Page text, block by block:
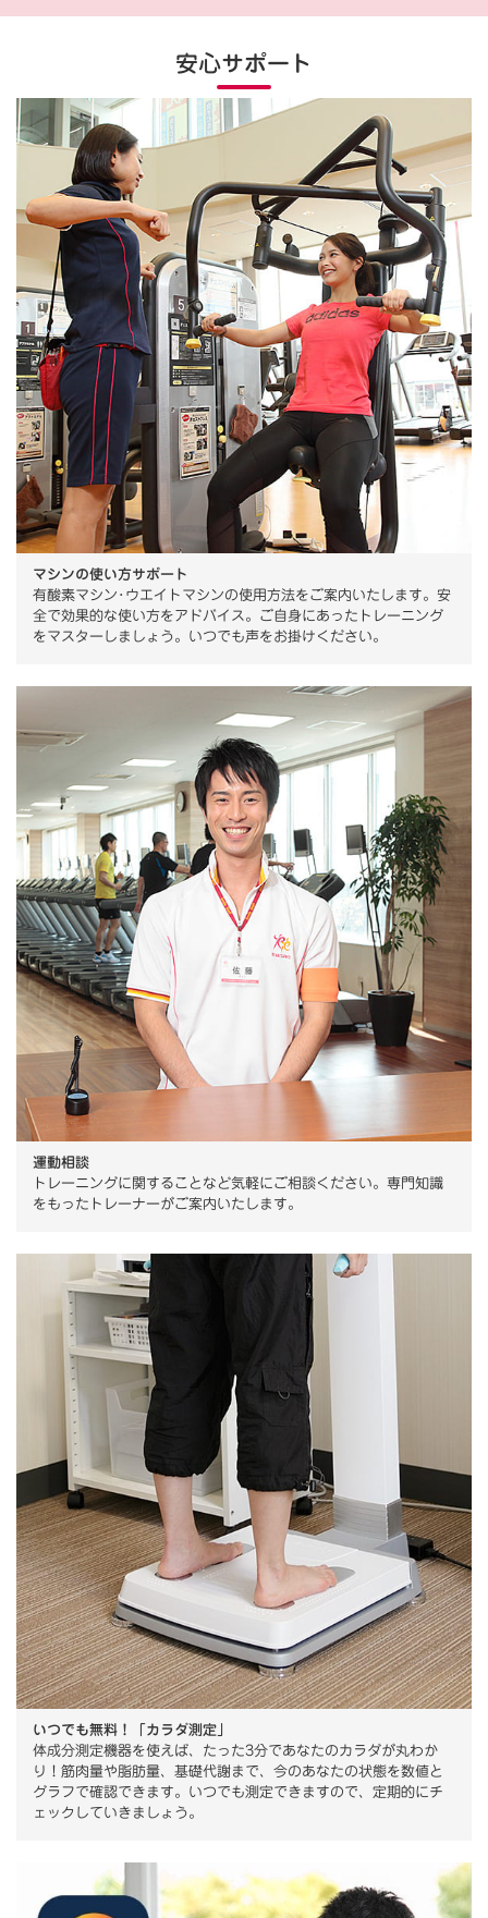
安心サポート
マシンの使い方サポート
有酸素マシン･ウエイトマシンの使用方法をご案内いたします。安
全で効果的な使い方をアドバイス。ご自身にあったトレーニング
をマスターしましょう。いつでも声をお掛けください。
運動相談
トレーニングに関することなど気軽にご相談ください。専門知識
をもったトレーナーがご案内いたします。
いつでも無料！「カラダ測定」
体成分測定機器を使えば、たった3分であなたのカラダが丸わか
り！筋肉量や脂肪量、基礎代謝まで、今のあなたの状態を数値と
グラフで確認できます。いつでも測定できますので、定期的にチ
ェックしていきましょう。